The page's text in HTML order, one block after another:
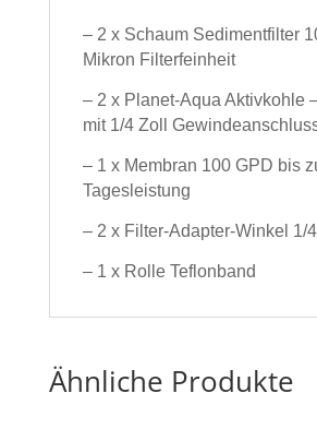
– 2 x Schaum Sedimentfilter
Mikron Filterfeinheit
– 2 x Planet-Aqua Aktivkohle
mit 1/4 Zoll
– 1 x Membran 100 GPD bis
Tagesleistung
– 2 x Filter-Adapter-Winkel 1/4
– 1 x Rolle Teflonband
Ähnliche Produkte